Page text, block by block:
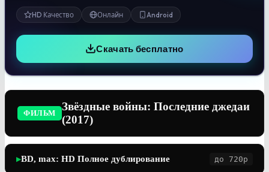
HD Качество Онлайн Android
Скачать бесплатно
ФИЛЬМ
Звёздные войны: Последние джедаи
(2017)
▶BD, max: HD Полное дублирование до 720p